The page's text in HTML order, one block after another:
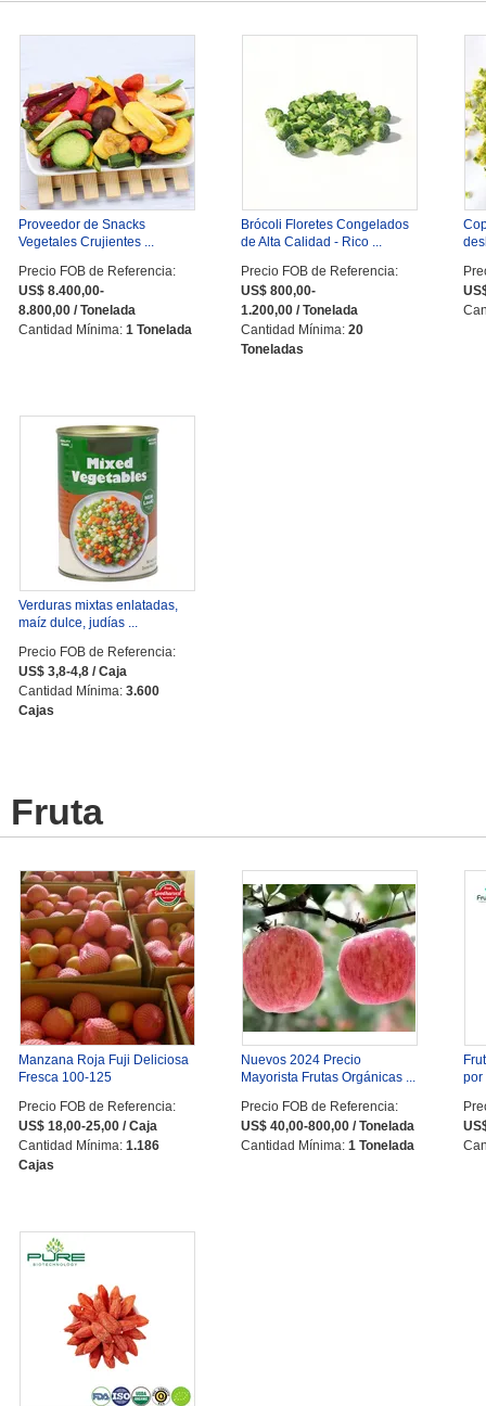
Proveedor de Snacks
Vegetales Crujientes ...
Precio FOB de Referencia:
US$ 8.400,00-
8.800,00 / Tonelada
Cantidad Mínima: 1 Tonelada
Brócoli Floretes Congelados
de Alta Calidad - Rico ...
Precio FOB de Referencia:
US$ 800,00-
1.200,00 / Tonelada
Cantidad Mínima: 20
Toneladas
Verduras mixtas enlatadas,
maíz dulce, judías ...
Precio FOB de Referencia:
US$ 3,8-4,8 / Caja
Cantidad Mínima: 3.600
Cajas
Fruta
Manzana Roja Fuji Deliciosa
Fresca 100-125
Precio FOB de Referencia:
US$ 18,00-25,00 / Caja
Cantidad Mínima: 1.186
Cajas
Nuevos 2024 Precio
Mayorista Frutas Orgánicas ...
Precio FOB de Referencia:
US$ 40,00-800,00 / Tonelada
Cantidad Mínima: 1 Tonelada
por